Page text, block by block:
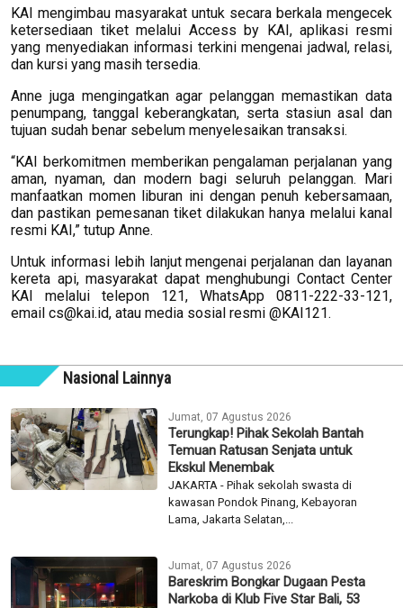
KAI mengimbau masyarakat untuk secara berkala mengecek
ketersediaan tiket melalui Access by KAI, aplikasi resmi
yang menyediakan informasi terkini mengenai jadwal, relasi,
dan kursi yang masih tersedia.
Anne juga mengingatkan agar pelanggan memastikan data
penumpang, tanggal keberangkatan, serta stasiun asal dan
tujuan sudah benar sebelum menyelesaikan transaksi.
“KAI berkomitmen memberikan pengalaman perjalanan yang
aman, nyaman, dan modern bagi seluruh pelanggan. Mari
manfaatkan momen liburan ini dengan penuh kebersamaan,
dan pastikan pemesanan tiket dilakukan hanya melalui kanal
resmi KAI,” tutup Anne.
Untuk informasi lebih lanjut mengenai perjalanan dan layanan
kereta api, masyarakat dapat menghubungi Contact Center
KAI melalui telepon 121, WhatsApp 0811-222-33-121,
email cs@kai.id, atau media sosial resmi @KAI121.
Nasional Lainnya
Jumat, 07 Agustus 2026
Terungkap! Pihak Sekolah Bantah
Temuan Ratusan Senjata untuk
Ekskul Menembak
JAKARTA - Pihak sekolah swasta di
kawasan Pondok Pinang, Kebayoran
Lama, Jakarta Selatan,...
Jumat, 07 Agustus 2026
Bareskrim Bongkar Dugaan Pesta
Narkoba di Klub Five Star Bali, 53